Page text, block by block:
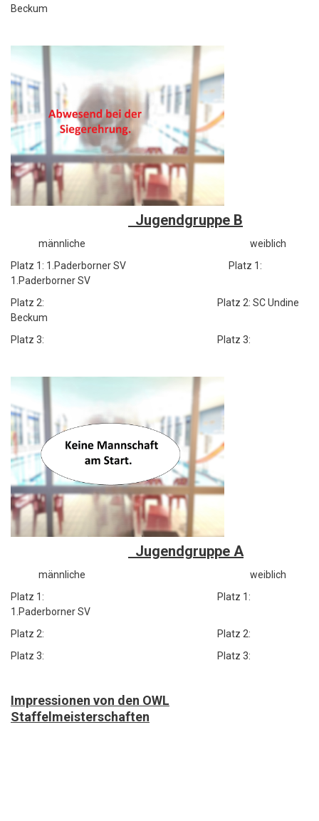
Beckum
Jugendgruppe B
männliche weiblich
Platz 1: 1.Paderborner SV Platz 1:
1.Paderborner SV
Platz 2: Platz 2: SC Undine
Beckum
Platz 3: Platz 3:
Jugendgruppe A
männliche weiblich
Platz 1: Platz 1:
1.Paderborner SV
Platz 2: Platz 2:
Platz 3: Platz 3:
Impressionen von den OWL
Staffelmeisterschaften